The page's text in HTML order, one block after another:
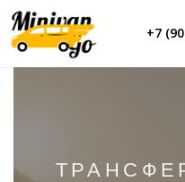
+7